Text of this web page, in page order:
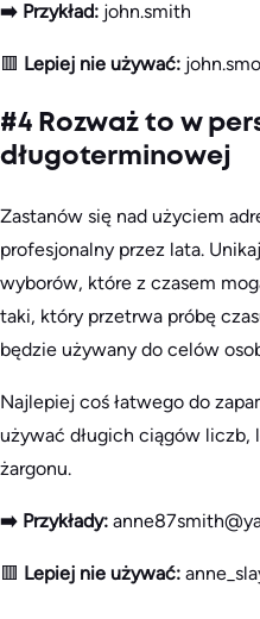
➡️ Przykład: john.smith
🟥 Lepiej nie używać:
#4 Rozważ to w
długoterminowej
Zastanów się nad użyciem
profesjonalny przez lata.
wyborów, które z czasem
taki, który przetrwa próbę
będzie używany do celów
Najlepiej coś łatwego do
używać długich ciągów
żargonu.
➡️ Przykłady:
🟥 Lepiej nie używać: